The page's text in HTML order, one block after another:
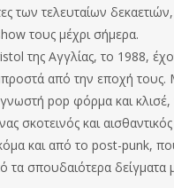
των τελευταίων
τους μέχρι σήμερα.
της Αγγλίας, το 1988,
από την εποχή τους.
pop φόρμα και
σκοτεινός και
και από το post-punk,
τα σπουδαιότερα δείγματα